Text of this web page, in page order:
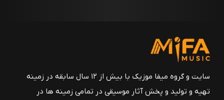
سایت و گروه میفا موزیک با بیش از ۱۲ سال سابقه در زمینه
تهیه و تولید و پخش آثار موسیقی در تمامی زمینه ها در